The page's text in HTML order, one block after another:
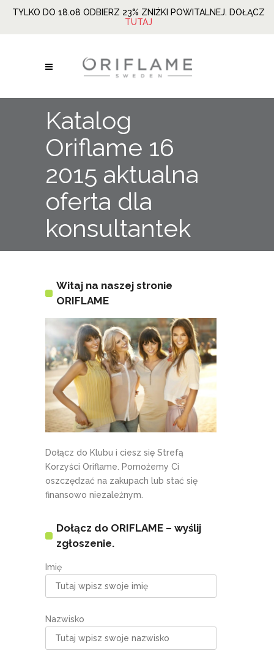
TYLKO DO 18.08 ODBIERZ 23% ZNIŻKI POWITALNEJ. DOŁĄCZ
TUTAJ
Katalog
Oriflame 16
2015 aktualna
oferta dla
konsultantek
Witaj na naszej stronie
ORIFLAME
Dołącz do Klubu i ciesz się Strefą
Korzyści Oriflame. Pomożemy Ci
oszczędzać na zakupach lub stać się
finansowo niezależnym.
Dołącz do ORIFLAME – wyślij
zgłoszenie.
Imię
Nazwisko